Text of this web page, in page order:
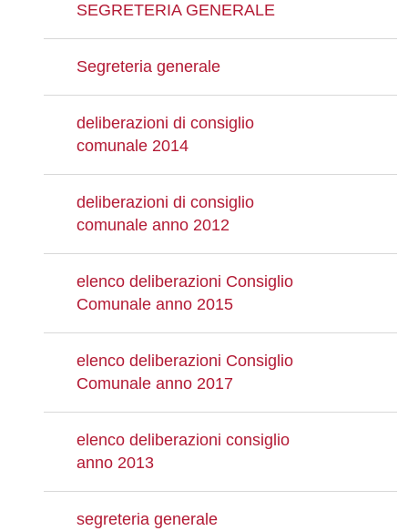
SEGRETERIA GENERALE
Segreteria generale
deliberazioni di consiglio
comunale 2014
deliberazioni di consiglio
comunale anno 2012
elenco deliberazioni Consiglio
Comunale anno 2015
elenco deliberazioni Consiglio
Comunale anno 2017
elenco deliberazioni consiglio
anno 2013
segreteria generale